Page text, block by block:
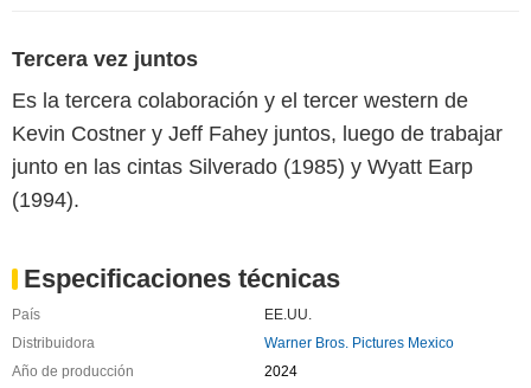
Tercera vez juntos
Es la tercera colaboración y el tercer western de
Kevin Costner y Jeff Fahey juntos, luego de trabajar
junto en las cintas Silverado (1985) y Wyatt Earp
(1994).
Especificaciones técnicas
País
EE.UU.
Distribuidora
Warner Bros. Pictures Mexico
Año de producción
2024